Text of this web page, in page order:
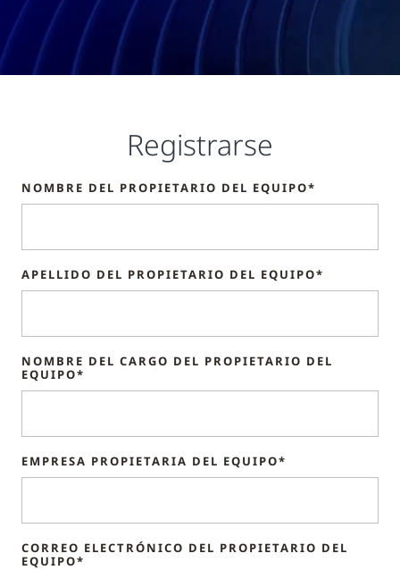
Registrarse
NOMBRE DEL PROPIETARIO DEL EQUIPO*
APELLIDO DEL PROPIETARIO DEL EQUIPO*
NOMBRE DEL CARGO DEL PROPIETARIO DEL
EQUIPO*
EMPRESA PROPIETARIA DEL EQUIPO*
CORREO ELECTRÓNICO DEL PROPIETARIO DEL
EQUIPO*